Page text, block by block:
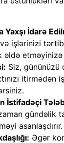
Yaxşı İdarə
və işlərinizi
əldə
Siz,
itirmədən
İstifadəçi
gündəlik
asanlaşdırır.
Əgər